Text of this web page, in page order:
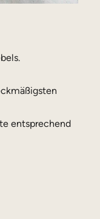
entsprechend